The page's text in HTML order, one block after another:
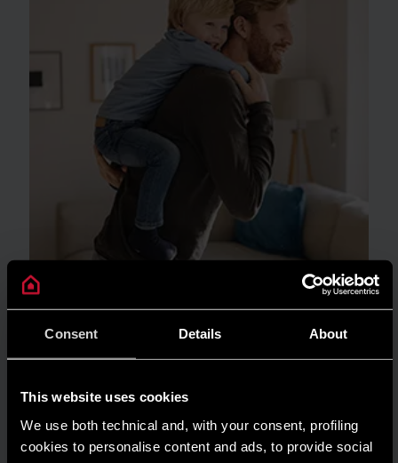
Consent Details About
This website uses cookies
We use both technical and, with your consent, profiling
cookies to personalise content and ads, to provide social
Máy nước nóng trong thời tiết ẩm ướt: lợi
ích thiết yếu cho các gia đình Việt Nam